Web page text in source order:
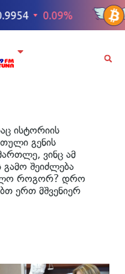
ისტორიის
გენის
ვინც ამ
გამო შეიძლება
როგორ? დრო
ერთ მშვენიერ